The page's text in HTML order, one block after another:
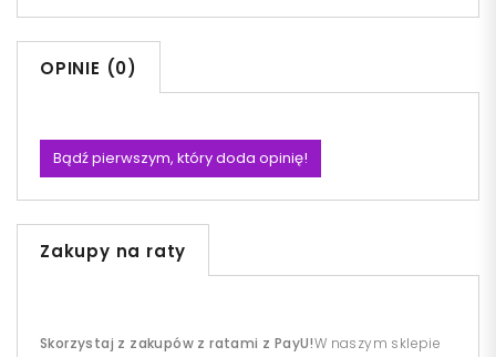
OPINIE (0)
Bądź pierwszym, który doda opinię!
Zakupy na raty
Skorzystaj z zakupów z ratami z PayU!W naszym sklepie